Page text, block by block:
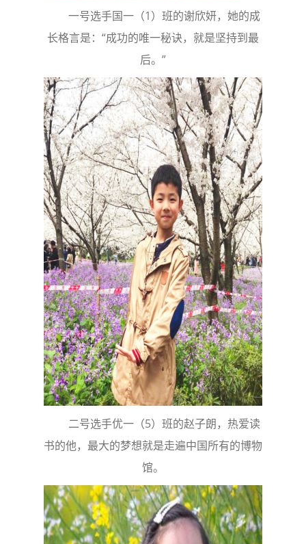
一号选手国一（1）班的谢欣妍，她的成
长格言是：“成功的唯一秘诀，就是坚持到最
后。”
二号选手优一（5）班的赵子朗，热爱读
书的他，最大的梦想就是走遍中国所有的博物
馆。